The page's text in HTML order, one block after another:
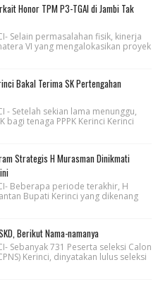
Honor TPM P3-TGAI di Jambi Tak
Selain permasalahan fisik, kinerja
VI yang mengalokasikan proyek
Bakal Terima SK Pertengahan
- Setelah sekian lama menunggu,
bagi tenaga PPPK Kerinci Kerinci
Strategis H Murasman Dinikmati
Beberapa periode terakhir, H
Bupati Kerinci yang dikenang
Berikut Nama-namanya
Sebanyak 731 Peserta seleksi Calon
Kerinci, dinyatakan lulus seleksi